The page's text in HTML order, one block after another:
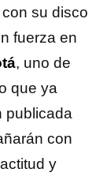
su disco
fuerza en
, uno de
que ya
publicada
con
y